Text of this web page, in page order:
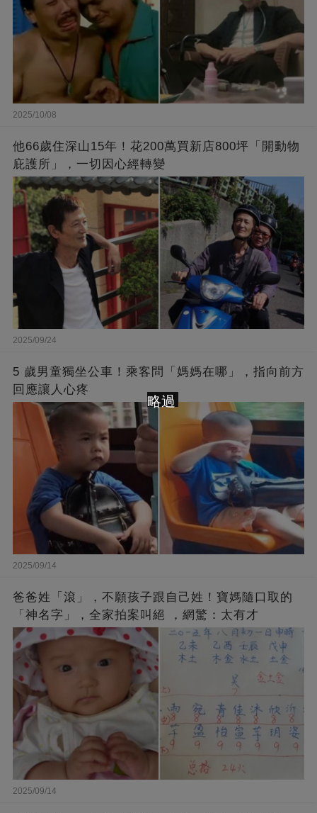
2025/10/08
他66歲住深山15年！花200萬買新店800坪「開動物
庇護所」，一切因心經轉變
2025/09/24
5 歲男童獨坐公車！乘客問「媽媽在哪」，指向前方
回應讓人心疼
2025/09/14
爸爸姓「滾」，不願孩子跟自己姓！寶媽隨口取的
「神名字」，全家拍案叫絕 ，網驚：太有才
2025/09/14
略過